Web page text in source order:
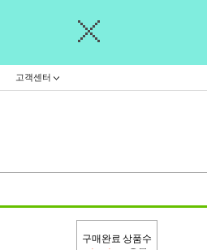
고객센터
구매완료 상품수